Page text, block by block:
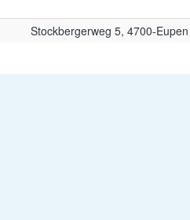
Stockbergerweg 5, 4700-Eupen